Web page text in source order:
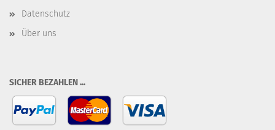
Datenschutz
Über uns
SICHER BEZAHLEN ...